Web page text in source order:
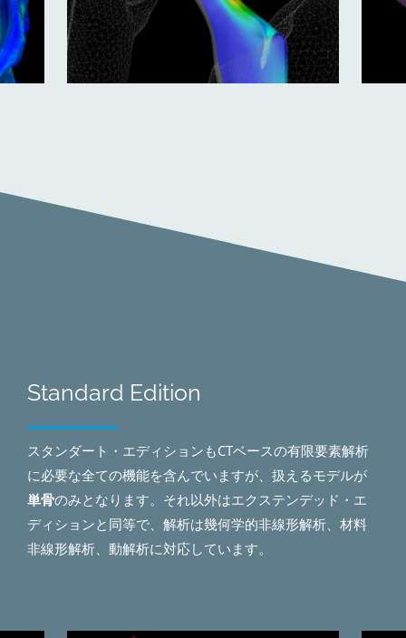
Standard Edition
スタンダート・エディションもCTベースの有限要素解析
に必要な全ての機能を含んでいますが、扱えるモデルが
単骨のみとなります。それ以外はエクステンデッド・エ
ディションと同等で、解析は幾何学的非線形解析、材料
非線形解析、動解析に対応しています。